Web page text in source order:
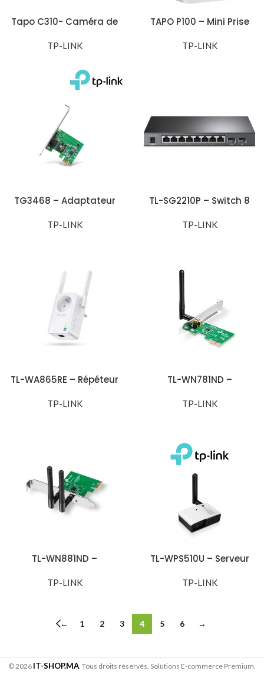
Tapo C310- Caméra de
TP-LINK
TAPO P100 – Mini Prise
TP-LINK
TG3468 – Adaptateur
Express
TP-LINK
TL-SG2210P – Switch 8
+ 2 Emplacements SFP
TP-LINK
TL-WA865RE – Répéteur
300 Mbps) avec prise
TP-LINK
TL-WN781ND –
WiFi N 150Mbps
TP-LINK
TL-WN881ND –
WiFi N 300 Mbps Avec
TP-LINK
TL-WPS510U – Serveur
WiFi 150Mbps
TP-LINK
← 1 2 3 4 5 6 →
© 2026 IT-SHOP.MA. Tous droits réservés. Solutions E-commerce Premium.